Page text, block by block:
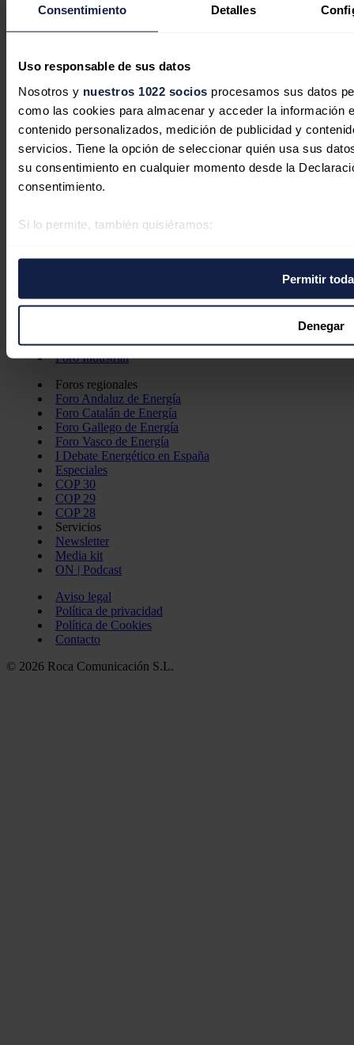
Consentimiento Detalles
Uso responsable de sus datos
Nosotros y nuestros 1022 socios procesamos sus datos
como las cookies para almacenar y acceder la información
contenido personalizados, medición de publicidad y
servicios. Tiene la opción de seleccionar quién usa sus
su consentimiento en cualquier momento desde la
consentimiento.
Si lo permite, también quisiéramos:
Obtenga más información sobre cómo se procesan sus
. Puede cambiar o retirar su
cookies.
Las cookies de este sitio web se usan para personalizar el
redes sociales y analizar el tráfico. Además, compartimos
con nuestros partners de redes sociales, publicidad y
información que les haya proporcionado o que hayan
servicios.
Permitir
Denegar
Eléctricas
Petróleo & Gas
NET ZERO
Movilidad
Almacenamiento
Startups & Innovación
Hidrógeno
Top 10
Tech
Bioenergía
LATAM
Más secciones
La Noche de la Energía
Foro de Almacenamiento
Foro de Transición Energética
Foro Industrial
Foros regionales
Foro Andaluz de Energía
Foro Catalán de Energía
Foro Gallego de Energía
Foro Vasco de Energía
I Debate Energético en España
Especiales
COP 30
COP 29
COP 28
Servicios
Newsletter
Media kit
ON | Podcast
Aviso legal
Política de privacidad
Política de Cookies
Contacto
© 2026 Roca Comunicación S.L.